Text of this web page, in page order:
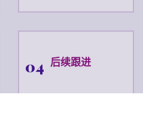
04 后续跟进